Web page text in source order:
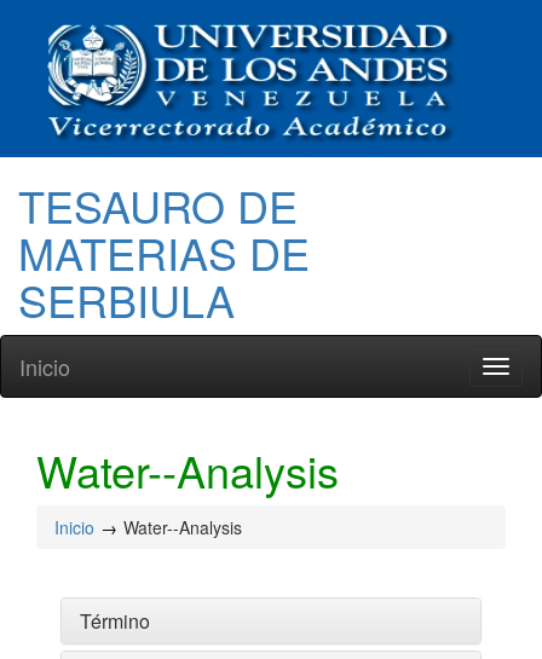
TESAURO DE
MATERIAS DE
SERBIULA
Inicio
Water--Analysis
Inicio Water--Analysis
Término